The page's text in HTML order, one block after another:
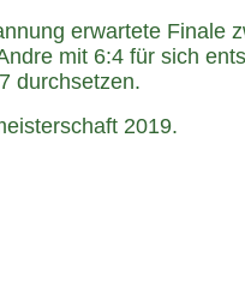
erwartete Finale
mit 6:4 für sich
durchsetzen.
2019.